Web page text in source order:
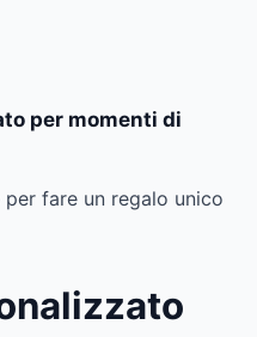
per momenti di
per fare un regalo unico